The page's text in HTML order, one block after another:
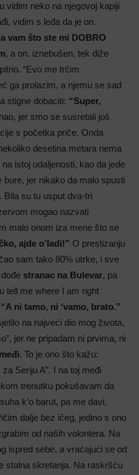
vidim neko na njegovoj kapiji
vidim s leđa da je on.
vam što ste mi DOBRO
, a on, iznebušen, tek diže
“Evo me trčim
ga prolazim, a njemu se sad
stigne dobaciti: “Super,
jer smo se susretali još
s početka priče. Onda
desetina metara nema
istoj udaljenosti, kao da jede
jer nikako da malo spusti
. Bila su tu usput dva-tri
mogao nazvati
malo onom iza mene što se
ajde o’ladi!” O prestizanju
sam tako 80% utrke, i sve
stranac na Bulevar, pa
tell me where I am right
“A ni tamo, ni ‘vamo, brato.”
na najveći dio mog života,
jer ne pripadam ni prvima, ni
. To je ono što kažu:
Seriju A”. I na toj međi
trenutku pokušavam da
k’o barut, pa me davi,
dalje bez ičeg, jedino s ono
od naših volontera. Na
ispred sebe, a vraćajući se od
stalna skretanja. Na raskršću